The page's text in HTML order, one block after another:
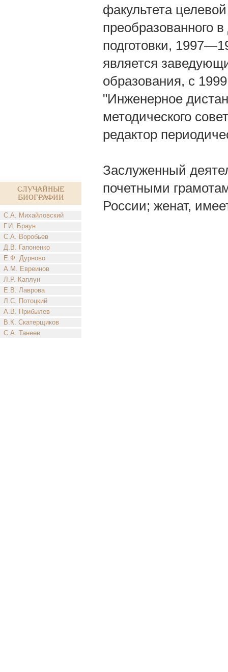
Случайные
биографии
С.А. Михайловский
Г.И. Браун
С.А. Воробьев
Д.В. Гапоненко
Е.Ф. Дурново
А.М. Евреинов
Л.Р. Каплун
Е.В. Лаврова
Л.С. Потоцкий
А.В. Прибылев
В.К. Скатерщиков
С.А. Танеев
факультета
преобразованного
подготовки,
является
образования, с
"Инженерное
методического
редактор
Заслуженный
почетными
России; женат,